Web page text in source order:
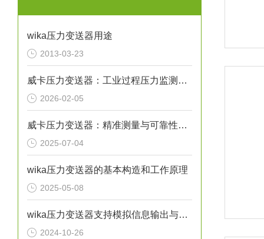
wika压力变送器用途
2013-03-23
威卡压力变送器：工业过程压力监测的关键传感设备
2026-02-05
威卡压力变送器：精准测量与可靠性的象征
2025-07-04
wika压力变送器的基本构造和工作原理
2025-05-08
wika压力变送器支持模拟信息输出与远程通信
2024-10-26